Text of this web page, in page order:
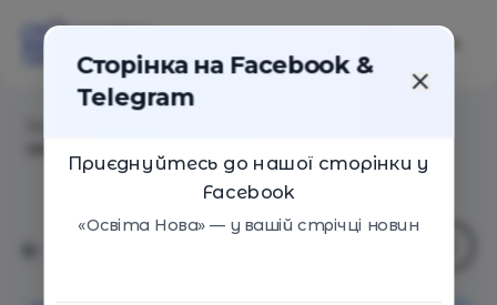
Сторінка на Facebook &
Telegram
Приєднуйтесь до нашої сторінки у
Facebook
«Освіта Нова» — у вашій стрічці новин